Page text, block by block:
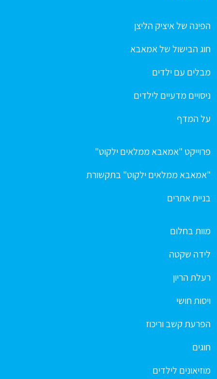
הפינה של איציק הליצן
חוג הבישול של אמאבא
מבלים עם ילדים
ניסויים מדעיים לילדים
על המדף
פרוייקט "אמאבא ממלאים ילקוט"
"אמאבא ממלאים ילקוט" בתקשורת
בניית אתרים
מוות בחלום
לידה שקטה
רעלת הריון
ויסות חושי
הפרעת קשב וריכוז
חוגים
מוזיאונים לילדים